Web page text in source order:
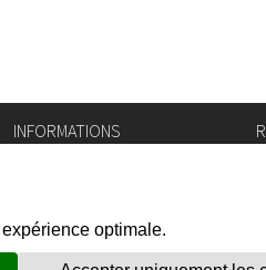
INFORMATIONS
Mentions légales
Réseaux sociaux